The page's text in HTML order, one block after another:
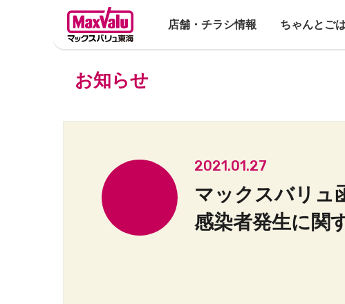
店舗・チラシ情報 ちゃんとご
お知らせ
2021.01.27
マックスバリ
感染者発生に関